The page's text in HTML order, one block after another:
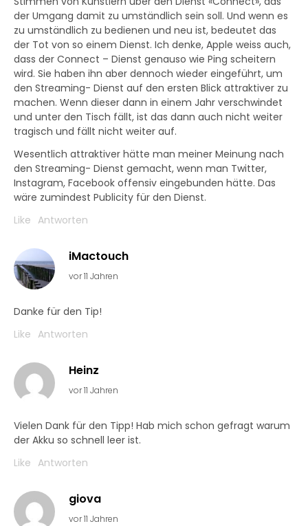
der Umgang damit zu umständlich sein soll. Und wenn es
zu umständlich zu bedienen und neu ist, bedeutet das
der Tot von so einem Dienst. Ich denke, Apple weiss auch,
dass der Connect – Dienst genauso wie Ping scheitern
wird. Sie haben ihn aber dennoch wieder eingeführt, um
den Streaming- Dienst auf den ersten Blick attraktiver zu
machen. Wenn dieser dann in einem Jahr verschwindet
und unter den Tisch fällt, ist das dann auch nicht weiter
tragisch und fällt nicht weiter auf.
Wesentlich attraktiver hätte man meiner Meinung nach
den Streaming- Dienst gemacht, wenn man Twitter,
Instagram, Facebook offensiv eingebunden hätte. Das
wäre zumindest Publicity für den Dienst.
Like Antworten
iMactouch
vor 11 Jahren
Danke für den Tip!
Like Antworten
Heinz
vor 11 Jahren
Vielen Dank für den Tipp! Hab mich schon gefragt warum
der Akku so schnell leer ist.
Like Antworten
giova
vor 11 Jahren